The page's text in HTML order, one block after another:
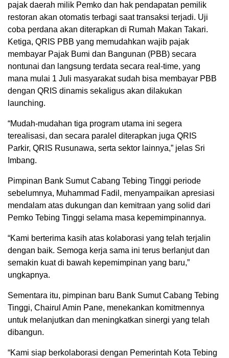
pajak daerah milik Pemko dan hak pendapatan pemilik
restoran akan otomatis terbagi saat transaksi terjadi. Uji
coba perdana akan diterapkan di Rumah Makan Takari.
Ketiga, QRIS PBB yang memudahkan wajib pajak
membayar Pajak Bumi dan Bangunan (PBB) secara
nontunai dan langsung terdata secara real-time, yang
mana mulai 1 Juli masyarakat sudah bisa membayar PBB
dengan QRIS dinamis sekaligus akan dilakukan
launching.
“Mudah-mudahan tiga program utama ini segera
terealisasi, dan secara paralel diterapkan juga QRIS
Parkir, QRIS Rusunawa, serta sektor lainnya,” jelas Sri
Imbang.
Pimpinan Bank Sumut Cabang Tebing Tinggi periode
sebelumnya, Muhammad Fadil, menyampaikan apresiasi
mendalam atas dukungan dan kemitraan yang solid dari
Pemko Tebing Tinggi selama masa kepemimpinannya.
“Kami berterima kasih atas kolaborasi yang telah terjalin
dengan baik. Semoga kerja sama ini terus berlanjut dan
semakin kuat di bawah kepemimpinan yang baru,”
ungkapnya.
Sementara itu, pimpinan baru Bank Sumut Cabang Tebing
Tinggi, Chairul Amin Pane, menekankan komitmennya
untuk melanjutkan dan meningkatkan sinergi yang telah
dibangun.
“Kami siap berkolaborasi dengan Pemerintah Kota Tebing